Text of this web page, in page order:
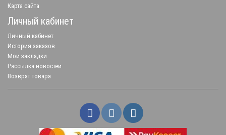
Карта сайта
Личный кабинет
Личный кабинет
История заказов
Мои закладки
Рассылка новостей
Возврат товара